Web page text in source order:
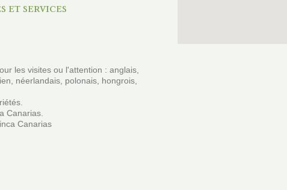
ET SERVICES
les visites ou l'attention : anglais,
néerlandais, polonais, hongrois,
Canarias.
Canarias